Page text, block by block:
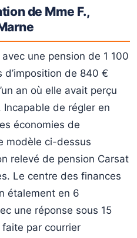
de Mme F.,
une pension de 1 100
d’imposition de 840 €
an où elle avait perçu
de régler en
économies de
modèle ci-dessus
relevé de pension Carsat
Le centre des finances
étalement en 6
une réponse sous 15
par courrier